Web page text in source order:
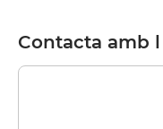
Contacta amb